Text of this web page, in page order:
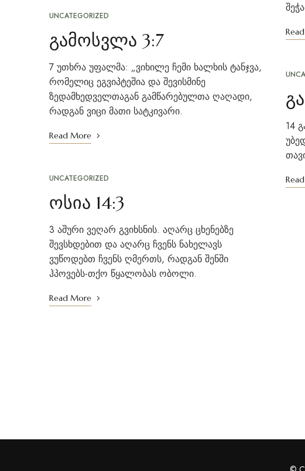
UNCATEGORIZED
გამოსვლა 3:7
7 უთხრა უფალმა: „ვიხილე ჩემი ხალხის ტანჯვა,
რომელიც ეგვიპტეშია და შევისმინე
ზედამხედველთაგან გამწარებულთა ღაღადი,
რადგან ვიცი მათი სატკივარი.
Read More
UNCATEGORIZED
ოსია 14:3
3 აშური ვეღარ გვიხსნის. აღარც ცხენებზე
შევსხდებით და აღარც ჩვენს ნახელავს
ვუწოდებთ ჩვენს ღმერთს, რადგან შენში
ჰპოვებს-თქო წყალობას ობოლი.
Read More
14